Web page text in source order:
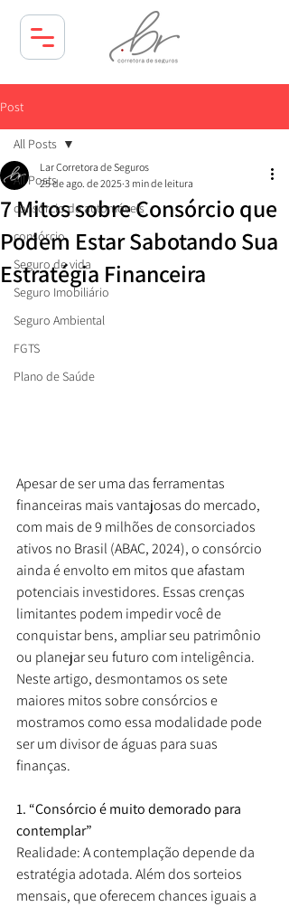
Post
All Posts
consórcio de automóveis
consórcio
Seguro de vida
Seguro Imobiliário
Seguro Ambiental
FGTS
Plano de Saúde
All Posts
7 Mitos sobre Consórcio que
Podem Estar Sabotando Sua
Estratégia Financeira
Lar Corretora de Seguros
25 de ago. de 2025 3 min de leitura
Apesar de ser uma das ferramentas
financeiras mais vantajosas do mercado,
com mais de 9 milhões de consorciados
ativos no Brasil (ABAC, 2024), o consórcio
ainda é envolto em mitos que afastam
potenciais investidores. Essas crenças
limitantes podem impedir você de
conquistar bens, ampliar seu patrimônio
ou planejar seu futuro com inteligência.
Neste artigo, desmontamos os sete
maiores mitos sobre consórcios e
mostramos como essa modalidade pode
ser um divisor de águas para suas
finanças.
1. “Consórcio é muito demorado para
contemplar”
Realidade: A contemplação depende da
estratégia adotada. Além dos sorteios
mensais, que oferecem chances iguais a